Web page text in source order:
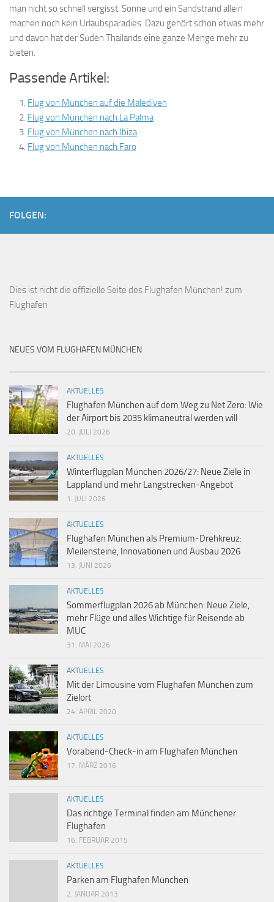
man nicht so schnell vergisst. Sonne und ein Sandstrand allein
machen noch kein Urlaubsparadies. Dazu gehört schon etwas mehr
und davon hat der Süden Thailands eine ganze Menge mehr zu
bieten.
Passende Artikel:
Flug von München auf die Malediven
Flug von München nach La Palma
Flug von München nach Ibiza
Flug von München nach Faro
FOLGEN:
Dies ist nicht die offizielle Seite des Flughafen München! zum
Flughafen
NEUES VOM FLUGHAFEN MÜNCHEN
AKTUELLES
Flughafen München auf dem Weg zu Net Zero: Wie
der Airport bis 2035 klimaneutral werden will
20. JULI 2026
AKTUELLES
Winterflugplan München 2026/27: Neue Ziele in
Lappland und mehr Langstrecken-Angebot
1. JULI 2026
AKTUELLES
Flughafen München als Premium-Drehkreuz:
Meilensteine, Innovationen und Ausbau 2026
13. JUNI 2026
AKTUELLES
Sommerflugplan 2026 ab München: Neue Ziele,
mehr Flüge und alles Wichtige für Reisende ab
MUC
31. MAI 2026
AKTUELLES
Mit der Limousine vom Flughafen München zum
Zielort
24. APRIL 2020
AKTUELLES
Vorabend-Check-in am Flughafen München
17. MÄRZ 2016
AKTUELLES
Das richtige Terminal finden am Münchener
Flughafen
16. FEBRUAR 2015
AKTUELLES
Parken am Flughafen München
2. JANUAR 2013